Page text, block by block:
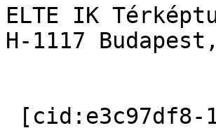
ELTE IK
H-1117